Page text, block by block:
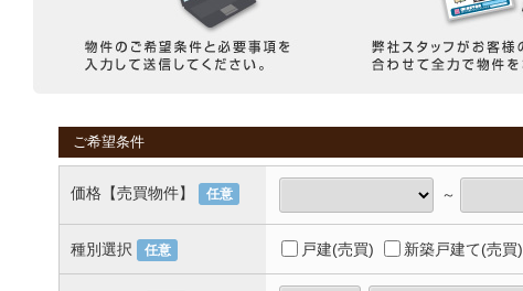
ご希望条件
価格【売買物件】 任意 ～
種別選択 任意 戸建(売買) 新築戸建て(売買)